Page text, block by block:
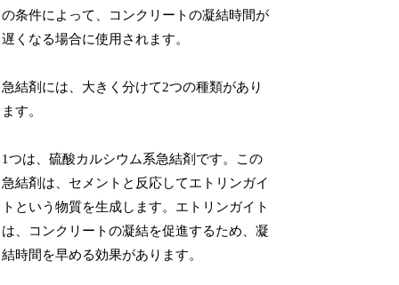
の条件によって、コンクリートの凝結時間が
遅くなる場合に使用されます。
急結剤には、大きく分けて2つの種類があり
ます。
1つは、硫酸カルシウム系急結剤です。この
急結剤は、セメントと反応してエトリンガイ
トという物質を生成します。エトリンガイト
は、コンクリートの凝結を促進するため、凝
結時間を早める効果があります。